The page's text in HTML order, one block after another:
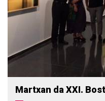
Martxan da XXI.